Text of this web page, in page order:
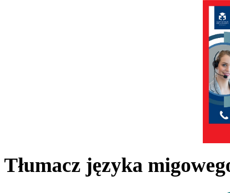
Tłumacz języka